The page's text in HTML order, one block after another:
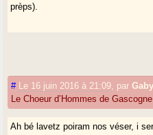
prèps).
# Le 16 juin 2016 à 21:09 parGaby
Le Choeur d’Hommes de Gascogne
Ah bé lavetz poiram nos véser, i